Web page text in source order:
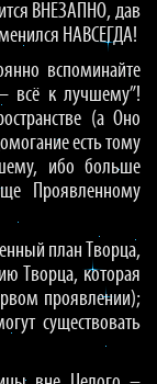
ВНЕЗАПНО, дав
НАВСЕГДА!
вспоминайте
всё к лучшему”!
(а Оно
есть тому
ибо больше
Проявленному
план Творца,
Творца, которая
проявлении);
существовать